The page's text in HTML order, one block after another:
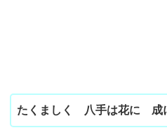
たくましく 八手は花に 成